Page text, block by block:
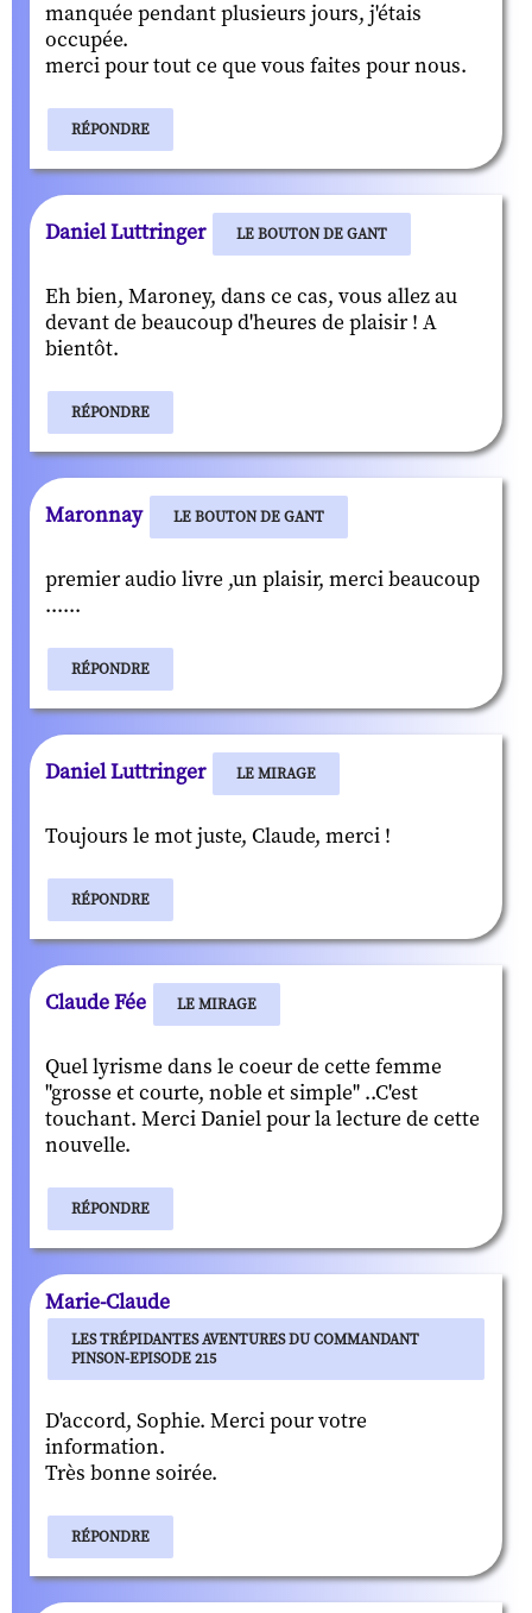
manquée pendant plusieurs jours, j'étais
occupée.
merci pour tout ce que vous faites pour nous.
RÉPONDRE
Daniel Luttringer LE BOUTON DE GANT
Eh bien, Maroney, dans ce cas, vous allez au
devant de beaucoup d'heures de plaisir ! A
bientôt.
RÉPONDRE
Maronnay LE BOUTON DE GANT
premier audio livre ,un plaisir, merci beaucoup
......
RÉPONDRE
Daniel Luttringer LE MIRAGE
Toujours le mot juste, Claude, merci !
RÉPONDRE
Claude Fée LE MIRAGE
Quel lyrisme dans le coeur de cette femme
"grosse et courte, noble et simple" ..C'est
touchant. Merci Daniel pour la lecture de cette
nouvelle.
RÉPONDRE
Marie-Claude
LES TRÉPIDANTES AVENTURES DU COMMANDANT
PINSON-EPISODE 215
D'accord, Sophie. Merci pour votre
information.
Très bonne soirée.
RÉPONDRE